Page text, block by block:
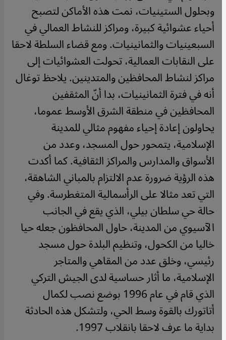
وبحلول الستينيات، نمت هذه الأماكن لتصبح
أحياء عشوائية كبيرة، ومراكز للنشاط العمالي في
السبعينيات والثمانينيات. ومع قضاء السلطة لاحقا
على النقابات العمالية، تحولت العشوائيات إلى
مراكز لنشاط المحافظين والمتدينين. يلاحظ توغال
أنه في فترة الثمانينيات، بدا أنّ المثقفين
المحافظين في منطقة الشرق الأوسط عموما،
يحاولون إعادة إحياء مفهوم مثالي للمدينة
الإسلامية، يتمحور حول المسجد، وعدد من
الأسواق والمدارس والمراكز الثقافية. كما أكدت
هذه الرؤية ضرورة عدم الالتزام بالمباني الشاهقة،
التي تعد مثالا على الرأسمالية المتغطرسة. وفي
حالة حي سلطان بيلي، الذي يقع في الجانب
الآسيوي من المدينة، حاول المحافظون جعله حيا
خاليا من الكحول، وتنظيم البلدة حول مسجد
رئيسي، وخلق عدد من المقاهي والمتاجر
الإسلامية، ما أثار حساسية لدى الجيش التركي
الذي قام في عام 1996 بوضع نصب لكمال
أتاتورك بالقوة وسط الحي، ولتشكل هذه الحادثة
بداية ما عرف لاحقا بانقلاب 1997.